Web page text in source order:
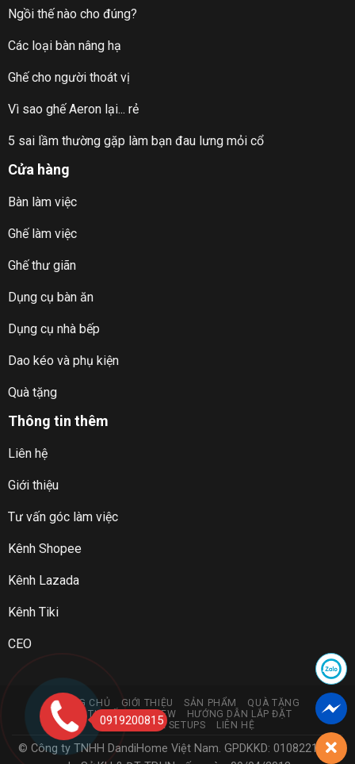
Ngồi thế nào cho đúng?
Các loại bàn nâng hạ
Ghế cho người thoát vị
Vì sao ghế Aeron lại... rẻ
5 sai lầm thường gặp làm bạn đau lưng mỏi cổ
Cửa hàng
Bàn làm việc
Ghế làm việc
Ghế thư giãn
Dụng cụ bàn ăn
Dụng cụ nhà bếp
Dao kéo và phụ kiện
Quà tặng
Thông tin thêm
Liên hệ
Giới thiệu
Tư vấn góc làm việc
Kênh Shopee
Kênh Lazada
Kênh Tiki
CEO
TRANG CHỦ GIỚI THIỆU SẢN PHẨM
QUÀ TẶNG
GÓC TƯ VẤN & REVIEW
HƯỚNG DẪN LẮP ĐẶT
DANDIHOME SETUPS
LIÊN HỆ
© Công ty TNHH DandiHome Việt Nam. GPDKKD: 0108221773
0919200815